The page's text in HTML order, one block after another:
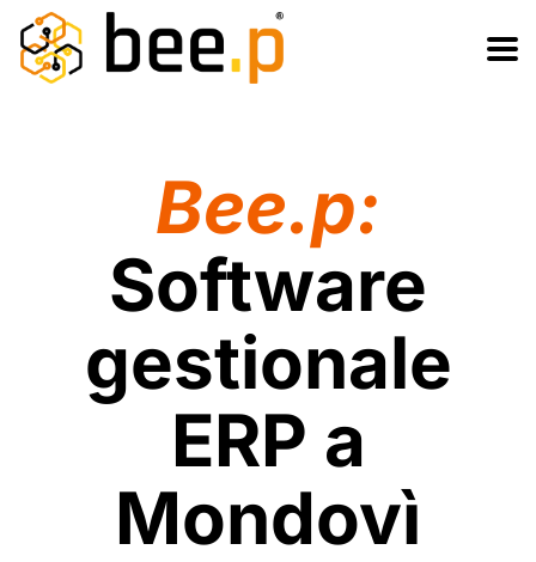
Salta
Passa
alla
Bee.p:
Software
gestionale
ERP a
Mondovì